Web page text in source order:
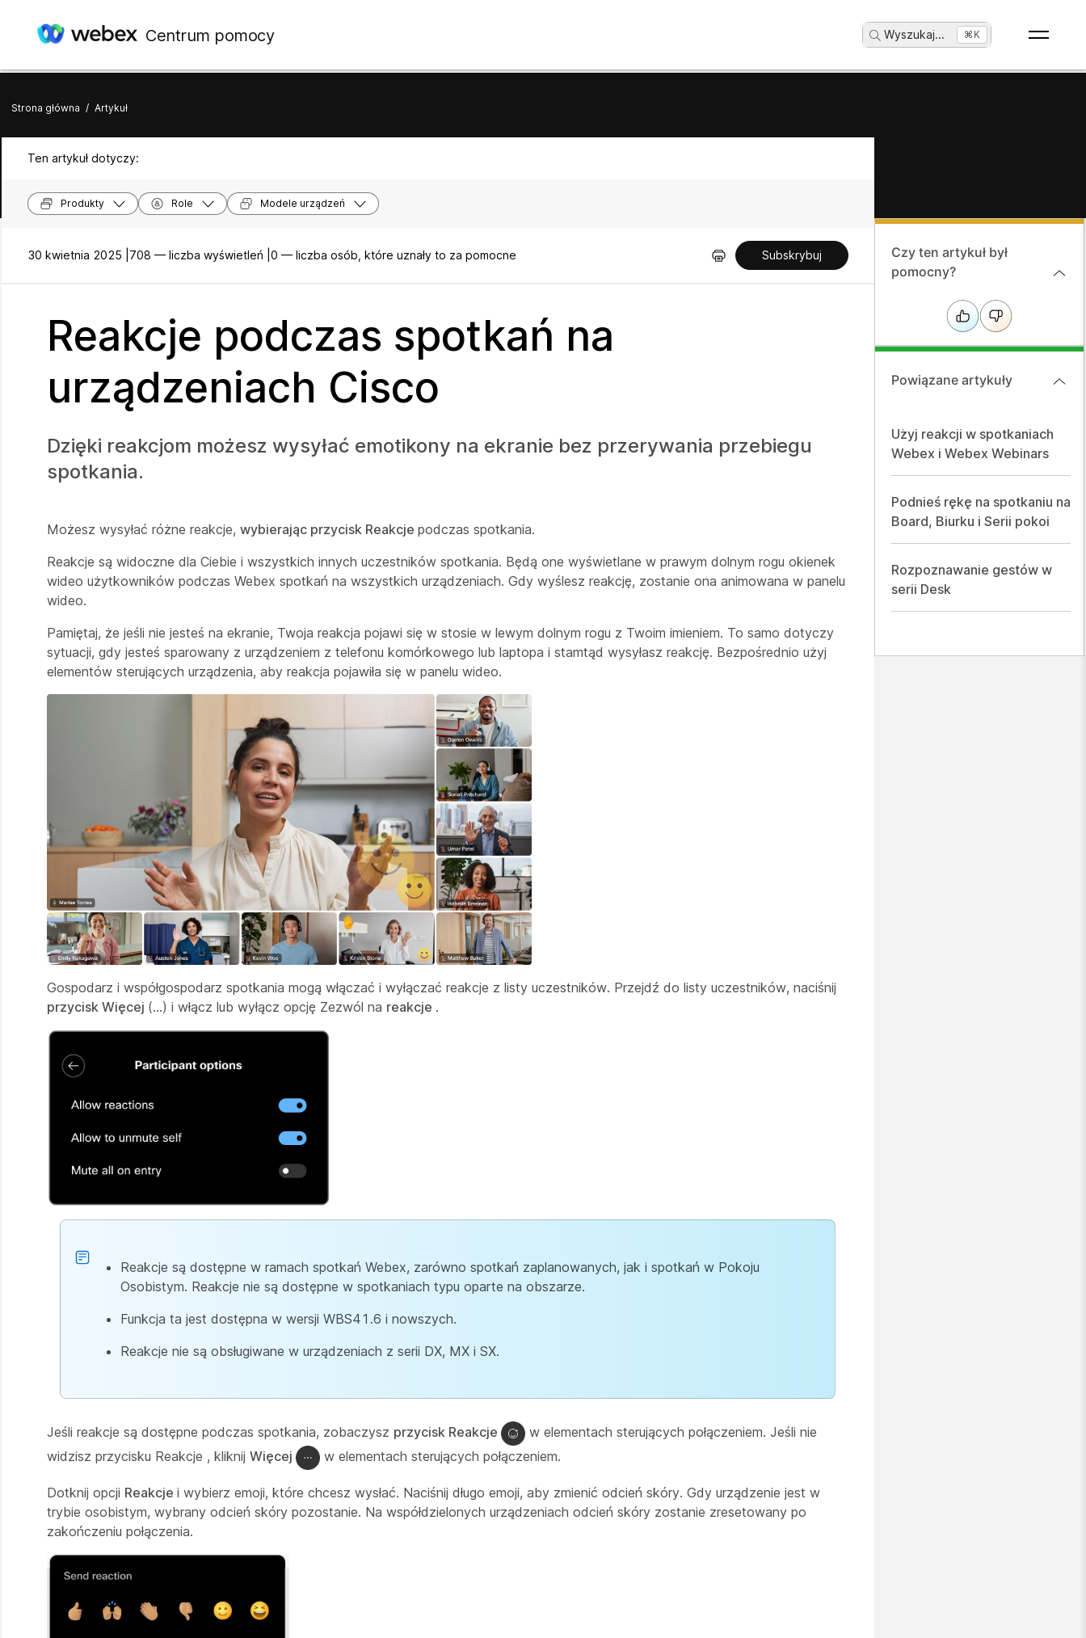
Centrum pomocy Wyszukaj... ⌘K
Strona główna / Artykuł
Ten artykuł dotyczy:
Produkty Role Modele urządzeń
30 kwietnia 2025 | 708 — liczba wyświetleń | 0 — liczba osób, które uznały to za pomocne Subskrybuj
Reakcje podczas spotkań na
urządzeniach Cisco
Dzięki reakcjom możesz wysyłać emotikony na ekranie bez przerywania przebiegu
spotkania.
Możesz wysyłać różne reakcje, wybierając przycisk Reakcje podczas spotkania.
Reakcje są widoczne dla Ciebie i wszystkich innych uczestników spotkania. Będą one wyświetlane w prawym dolnym rogu okienek
wideo użytkowników podczas Webex spotkań na wszystkich urządzeniach. Gdy wyślesz reakcję, zostanie ona animowana w panelu
wideo.
Pamiętaj, że jeśli nie jesteś na ekranie, Twoja reakcja pojawi się w stosie w lewym dolnym rogu z Twoim imieniem. To samo dotyczy
sytuacji, gdy jesteś sparowany z urządzeniem z telefonu komórkowego lub laptopa i stamtąd wysyłasz reakcję. Bezpośrednio użyj
elementów sterujących urządzenia, aby reakcja pojawiła się w panelu wideo.
Gospodarz i współgospodarz spotkania mogą włączać i wyłączać reakcje z listy uczestników. Przejdź do listy uczestników, naciśnij
przycisk Więcej (...) i włącz lub wyłącz opcję Zezwól na reakcje .
Reakcje są dostępne w ramach spotkań Webex, zarówno spotkań zaplanowanych, jak i spotkań w Pokoju
Osobistym. Reakcje nie są dostępne w spotkaniach typu oparte na obszarze.
Funkcja ta jest dostępna w wersji WBS41.6 i nowszych.
Reakcje nie są obsługiwane w urządzeniach z serii DX, MX i SX.
Jeśli reakcje są dostępne podczas spotkania, zobaczysz przycisk Reakcje
w elementach sterujących połączeniem. Jeśli nie
widzisz przycisku Reakcje , kliknij Więcej w elementach sterujących połączeniem.
Dotknij opcji Reakcje i wybierz emoji, które chcesz wysłać. Naciśnij długo emoji, aby zmienić odcień skóry. Gdy urządzenie jest w
trybie osobistym, wybrany odcień skóry pozostanie. Na współdzielonych urządzeniach odcień skóry zostanie zresetowany po
zakończeniu połączenia.
Czy ten artykuł był
pomocny?
Powiązane artykuły
Użyj reakcji w spotkaniach
Webex i Webex Webinars
Podnieś rękę na spotkaniu na
Board, Biurku i Serii pokoi
Rozpoznawanie gestów w
serii Desk